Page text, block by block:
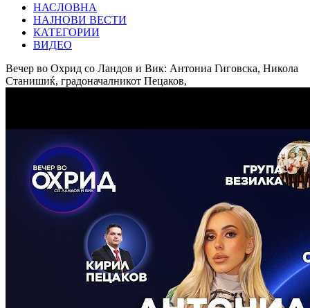
НАСЛОВНА
НАЈНОВИ ВЕСТИ
КАТЕГОРИИ
ВИДЕО
Вечер во Охрид со Ландов и Вик: Антониа Гиговска, Никола
Станишиќ, градоначалникот Пецаков,